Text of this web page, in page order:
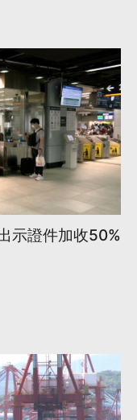
示證件加收50%